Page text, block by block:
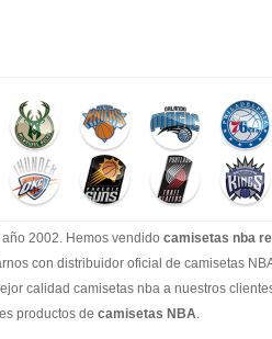
2002. Hemos vendido camisetas nba
con distribuidor oficial de camisetas
calidad camisetas nba a nuestros
productos de camisetas NBA.